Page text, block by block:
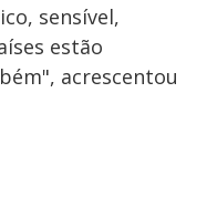
sensível,
estão
acrescentou